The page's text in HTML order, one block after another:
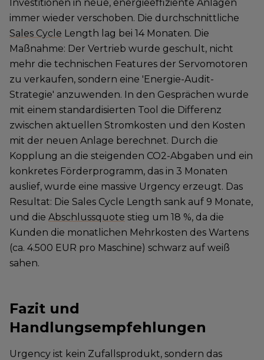
Investitionen in neue, energieeffiziente Anlagen
immer wieder verschoben. Die durchschnittliche
Sales Cycle Length lag bei 14 Monaten. Die
Maßnahme: Der Vertrieb wurde geschult, nicht
mehr die technischen Features der Servomotoren
zu verkaufen, sondern eine 'Energie-Audit-
Strategie' anzuwenden. In den Gesprächen wurde
mit einem standardisierten Tool die Differenz
zwischen aktuellen Stromkosten und den Kosten
mit der neuen Anlage berechnet. Durch die
Kopplung an die steigenden CO2-Abgaben und ein
konkretes Förderprogramm, das in 3 Monaten
auslief, wurde eine massive Urgency erzeugt. Das
Resultat: Die Sales Cycle Length sank auf 9 Monate,
und die Abschlussquote stieg um 18 %, da die
Kunden die monatlichen Mehrkosten des Wartens
(ca. 4.500 EUR pro Maschine) schwarz auf weiß
sahen.
Fazit und
Handlungsempfehlungen
Urgency ist kein Zufallsprodukt, sondern das